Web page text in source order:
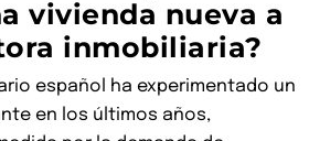
vivienda nueva a
inmobiliaria?
español ha experimentado un
en los últimos años,